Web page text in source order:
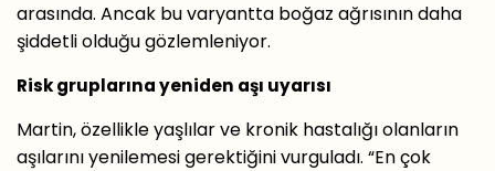
arasında. Ancak bu varyantta boğaz ağrısının daha
şiddetli olduğu gözlemleniyor.
Risk gruplarına yeniden aşı uyarısı
Martin, özellikle yaşlılar ve kronik hastalığı olanların
aşılarını yenilemesi gerektiğini vurguladı. “En çok